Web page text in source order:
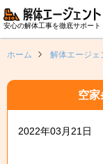
安心の解体工事を徹底サポート
ホーム 解体エージェ
空家
2022年03月21日